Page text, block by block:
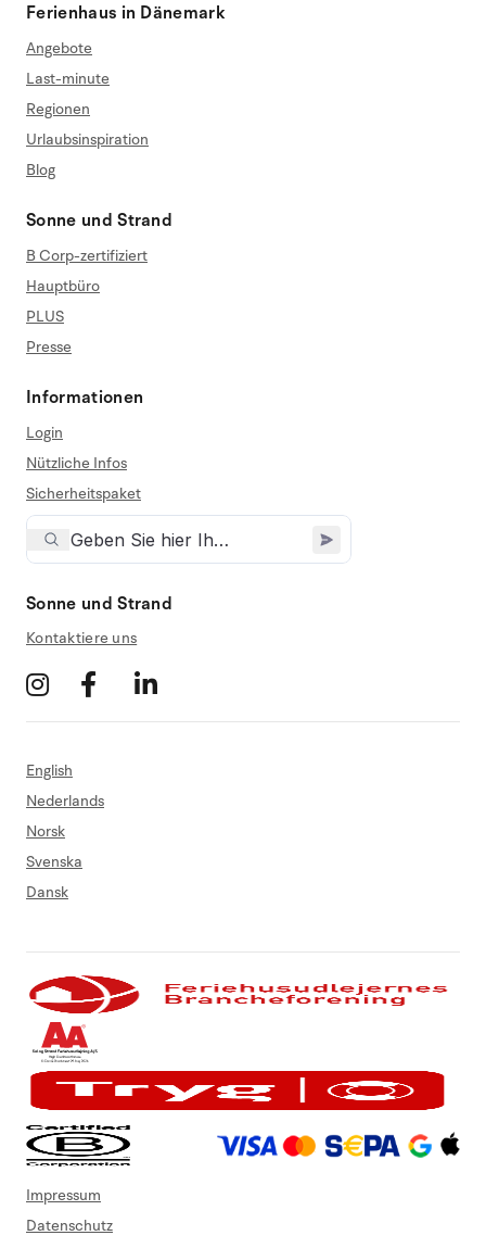
Ferienhaus in Dänemark
Angebote
Last-minute
Regionen
Urlaubsinspiration
Blog
Sonne und Strand
B Corp-zertifiziert
Hauptbüro
PLUS
Presse
Informationen
Login
Nützliche Infos
Sicherheitspaket
Sonne und Strand
Kontaktiere uns
English
Nederlands
Norsk
Svenska
Dansk
Impressum
Datenschutz